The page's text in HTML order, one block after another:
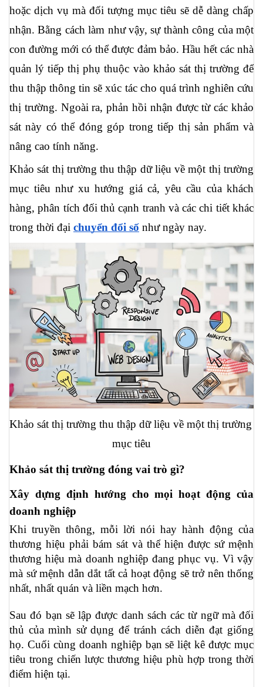
hoặc dịch vụ mà đối tượng mục tiêu sẽ dễ dàng chấp
nhận. Bằng cách làm như vậy, sự thành công của một
con đường mới có thể được đảm bảo. Hầu hết các nhà
quản lý tiếp thị phụ thuộc vào khảo sát thị trường để
thu thập thông tin sẽ xúc tác cho quá trình nghiên cứu
thị trường. Ngoài ra, phản hồi nhận được từ các khảo
sát này có thể đóng góp trong tiếp thị sản phẩm và
nâng cao tính năng.
Khảo sát thị trường thu thập dữ liệu về một thị trường
mục tiêu như xu hướng giá cả, yêu cầu của khách
hàng, phân tích đối thủ cạnh tranh và các chi tiết khác
trong thời đại chuyển đổi số như ngày nay.
Khảo sát thị trường thu thập dữ liệu về một thị trường
mục tiêu
Khảo sát thị trường đóng vai trò gì?
Xây dựng định hướng cho mọi hoạt động của
doanh nghiệp
Khi truyền thông, mỗi lời nói hay hành động của
thương hiệu phải bám sát và thể hiện được sứ mệnh
thương hiệu mà doanh nghiệp đang phục vụ. Vì vậy
mà sứ mệnh dẫn dắt tất cả hoạt động sẽ trở nên thống
nhất, nhất quán và liền mạch hơn.
Sau đó bạn sẽ lập được danh sách các từ ngữ mà đối
thủ của mình sử dụng để tránh cách diễn đạt giống
họ. Cuối cùng doanh nghiệp bạn sẽ liệt kê được mục
tiêu trong chiến lược thương hiệu phù hợp trong thời
điểm hiện tại.